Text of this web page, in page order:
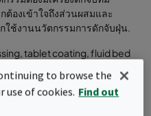
องเข้าใจถึงส่วนผสมและ
ใช้งานนวัตกรรมการดักจับฝุ่น.
tablet coating, fluid bed
ingredients, active
to browse the
use of cookies. Find out